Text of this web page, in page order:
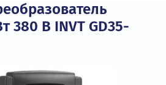
380 В INVT GD35-